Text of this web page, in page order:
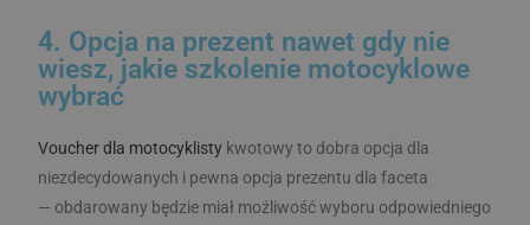
4. Opcja na prezent nawet gdy nie
wiesz, jakie szkolenie motocyklowe
wybrać
Voucher dla motocyklisty kwotowy to dobra opcja dla
niezdecydowanych i pewna opcja prezentu dla faceta
— obdarowany będzie miał możliwość wyboru odpowiedniego
VISITOR_PRIVACY_METADATA
YouTube
.youtube.com
Polityce prywatności Google